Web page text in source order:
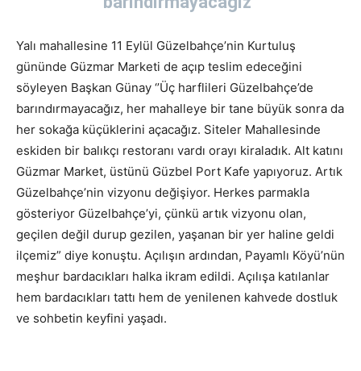
Yalı mahallesine 11 Eylül Güzelbahçe’nin Kurtuluş
gününde Güzmar Marketi de açıp teslim edeceğini
söyleyen Başkan Günay ‘’Üç harflileri Güzelbahçe’de
barındırmayacağız, her mahalleye bir tane büyük sonra da
her sokağa küçüklerini açacağız. Siteler Mahallesinde
eskiden bir balıkçı restoranı vardı orayı kiraladık. Alt katını
Güzmar Market, üstünü Güzbel Port Kafe yapıyoruz. Artık
Güzelbahçe’nin vizyonu değişiyor. Herkes parmakla
gösteriyor Güzelbahçe’yi, çünkü artık vizyonu olan,
geçilen değil durup gezilen, yaşanan bir yer haline geldi
ilçemiz” diye konuştu. Açılışın ardından, Payamlı Köyü’nün
meşhur bardacıkları halka ikram edildi. Açılışa katılanlar
hem bardacıkları tattı hem de yenilenen kahvede dostluk
ve sohbetin keyfini yaşadı.